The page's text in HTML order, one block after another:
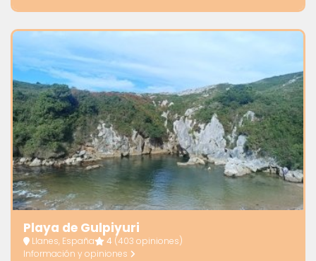
Playa de Gulpiyuri
Llanes, España 4 (403 opiniones)
Información y opiniones